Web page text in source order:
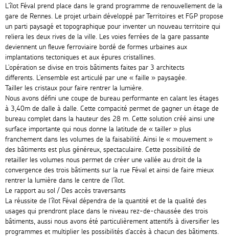
L’îlot Féval prend place dans le grand programme de renouvellement de la
gare de Rennes. Le projet urbain développé par Territoires et FGP propose
un parti paysagé et topographique pour inventer un nouveau territoire qui
reliera les deux rives de la ville. Les voies ferrées de la gare passante
deviennent un fleuve ferroviaire bordé de formes urbaines aux
implantations tectoniques et aux épures cristallines.
L’opération se divise en trois bâtiments faites par 3 architects
differents. L’ensemble est articulé par une « faille » paysagée.
Tailler les cristaux pour faire rentrer la lumière.
Nous avons défini une coupe de bureau performante en calant les étages
à 3,40m de dalle à dalle. Cette compacité permet de gagner un étage de
bureau complet dans la hauteur des 28 m. Cette solution créé ainsi une
surface importante qui nous donne la latitude de « tailler » plus
franchement dans les volumes de la faisabilité. Ainsi le « mouvement »
des bâtiments est plus généreux, spectaculaire. Cette possibilité de
retailler les volumes nous permet de créer une vallée au droit de la
convergence des trois bâtiments sur la rue Féval et ainsi de faire mieux
rentrer la lumière dans le centre de l’îlot.
Le rapport au sol / Des accès traversants
La réussite de l’îlot Féval dépendra de la quantité et de la qualité des
usages qui prendront place dans le niveau rez-de-chaussée des trois
bâtiments, aussi nous avons été particulièrement attentifs à diversifier les
programmes et multiplier les possibilités d’accès à chacun des bâtiments.